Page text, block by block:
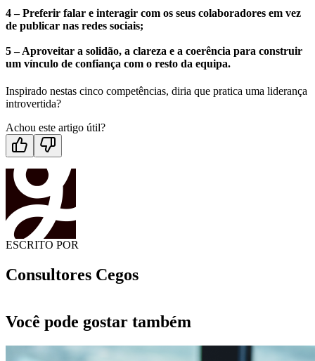
4 –Preferir falar e interagir com os seus colaboradores em vez
de publicar nas redes sociais;
5 –Aproveitar a solidão, a clareza e a coerência para construir
um vínculo de confiança com o resto da equipa.
Inspirado nestas cinco competências, diria que pratica uma liderança
introvertida?
Achou este artigo útil?
ESCRITO POR
Consultores Cegos
Você pode gostar também